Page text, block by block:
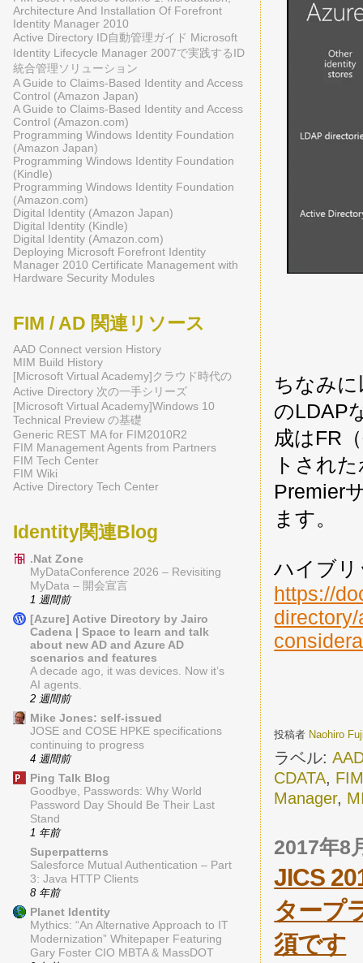
ちなみ
のLDAP
成はFR
トされ
Premier
ます。
ハイブ
https://
投稿者 Naohiro
ラベル:
CDATA,
Manager,
2017年8
JICS
タープ
須です
Architecture And Installation Of Forefront
Identity Manager 2010
Active Directory ID自動管理ガイド Microsoft
Identity Lifecycle Manager 2007で実践するID
統合管理ソリューション
A Guide to Claims-Based Identity and Access
Control (Amazon Japan)
A Guide to Claims-Based Identity and Access
Control (Amazon.com)
Programming Windows Identity Foundation
(Amazon Japan)
Programming Windows Identity Foundation
(Kindle)
Programming Windows Identity Foundation
(Amazon.com)
Digital Identity (Amazon Japan)
Digital Identity (Kindle)
Digital Identity (Amazon.com)
Deploying Microsoft Forefront Identity
Manager 2010 Certificate Management with
Hardware Security Modules
FIM / AD 関連リソース
AAD Connect version History
MIM Build History
[Microsoft Virtual Academy]クラウド時代の
Active Directory 次の一手シリーズ
[Microsoft Virtual Academy]Windows 10
Technical Preview の基礎
Generic REST MA for FIM2010R2
FIM Management Agents from Partners
FIM Tech Center
FIM Wiki
Active Directory Tech Center
Identity関連Blog
.Nat Zone
MyDataConference 2026 – Revisiting
MyData – 開会宣言
1 週間前
[Azure] Active Directory by Jairo
Cadena | Space to learn and talk
about new AD and Azure AD
scenarios and features
A decade ago, it was devices. Now it’s
AI agents.
2 週間前
Mike Jones: self-issued
JOSE and COSE HPKE specifications
continuing to progress
4 週間前
Ping Talk Blog
Goodbye, Passwords: Why World
Password Day Should Be Their Last
Stand
1 年前
Superpatterns
Salesforce Mutual Authentication – Part
3: Java HTTP Clients
8 年前
Planet Identity
Mythics: “An Alternative Approach to IT
Modernization” Whitepaper Featuring
Gary Foster CIO MBTA & MassDOT